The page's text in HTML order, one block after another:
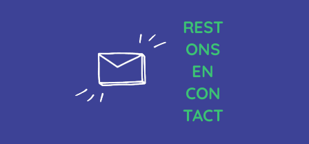
REST
ONS
EN
CON
TACT